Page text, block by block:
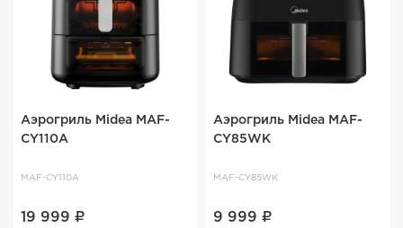
Аэрогриль Midea MAF-
CY110A
MAF-CY110A
19 999 ₽
Аэрогриль Midea MAF-
CY85WK
MAF-CY85WK
9 999 ₽